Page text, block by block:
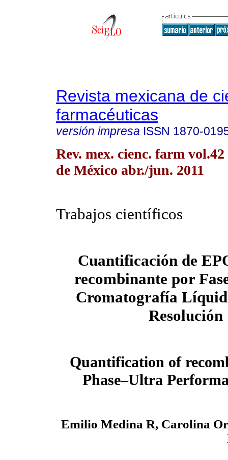
Revista mexicana de
farmacéuticas
versión impresa ISSN 1870-
Rev. mex. cienc. farm
de México abr./jun. 2011
Trabajos científicos
Cuantificación de
recombinante por
Cromatografía
Resolución
Quantification of
Phase–Ultra
Emilio Medina R, Carolina